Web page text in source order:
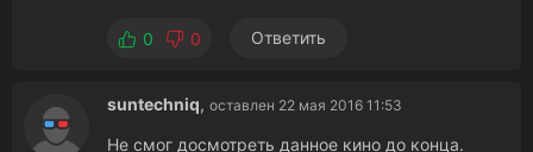
0 0 Ответить
suntechniq, оставлен 22 мая 2016 11:53
Не смог досмотреть данное кино до конца.